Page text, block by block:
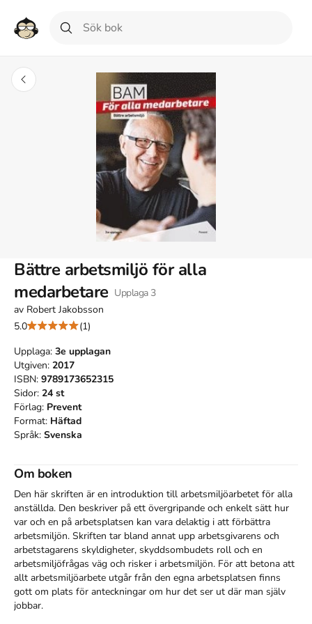
Bättre arbetsmiljö för alla
medarbetare Upplaga 3
av Robert Jakobsson
5.0
(1)
Upplaga: 3e upplagan
Utgiven: 2017
ISBN: 9789173652315
Sidor: 24 st
Förlag: Prevent
Format: Häftad
Språk: Svenska
Om boken
Den här skriften är en introduktion till arbetsmiljöarbetet för alla
anställda. Den beskriver på ett övergripande och enkelt sätt hur
var och en på arbetsplatsen kan vara delaktig i att förbättra
arbetsmiljön. Skriften tar bland annat upp arbetsgivarens och
arbetstagarens skyldigheter, skyddsombudets roll och en
arbetsmiljöfrågas väg och risker i arbetsmiljön. För att betona att
allt arbetsmiljöarbete utgår från den egna arbetsplatsen finns
gott om plats för anteckningar om hur det ser ut där man själv
jobbar.